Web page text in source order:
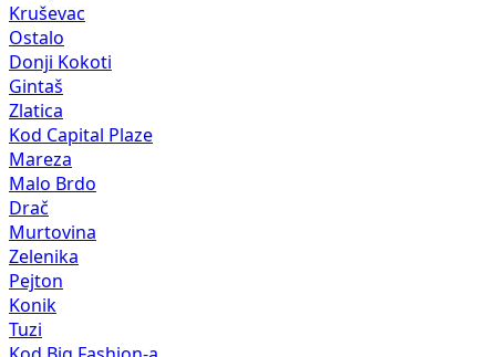
Kruševac
Ostalo
Donji Kokoti
Gintaš
Zlatica
Kod Capital Plaze
Mareza
Malo Brdo
Drač
Murtovina
Zelenika
Pejton
Konik
Tuzi